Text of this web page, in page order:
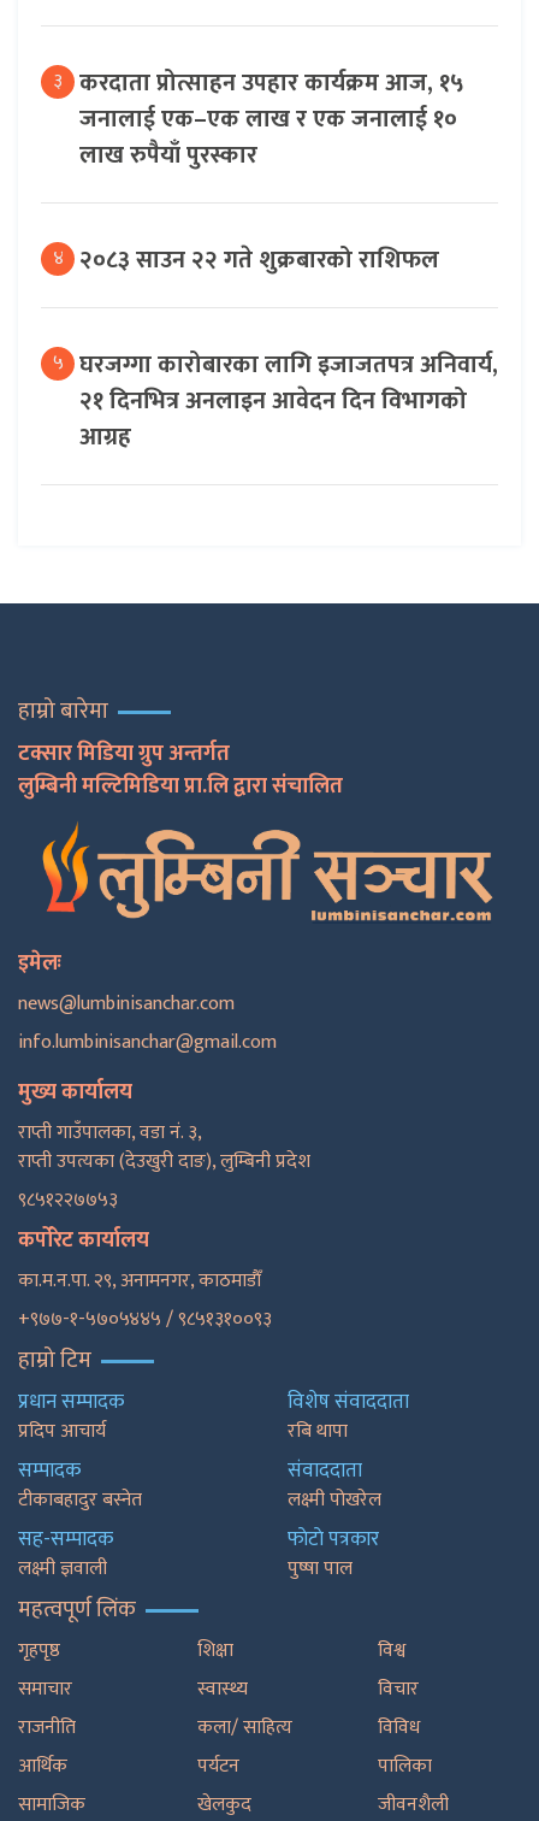
३ करदाता प्रोत्साहन उपहार कार्यक्रम आज, १५
जनालाई एक–एक लाख र एक जनालाई १०
लाख रुपैयाँ पुरस्कार
४ २०८३ साउन २२ गते शुक्रबारको राशिफल
५ घरजग्गा कारोबारका लागि इजाजतपत्र अनिवार्य,
२१ दिनभित्र अनलाइन आवेदन दिन विभागको
आग्रह
हाम्रो बारेमा
टक्सार मिडिया ग्रुप अन्तर्गत
लुम्बिनी मल्टिमिडिया प्रा.लि द्वारा संचालित
इमेलः
news@lumbinisanchar.com
info.lumbinisanchar@gmail.com
मुख्य कार्यालय
राप्ती गाउँपालका, वडा नं. ३,
राप्ती उपत्यका (देउखुरी दाङ), लुम्बिनी प्रदेश
९८५१२२७७५३
कर्पोरेट कार्यालय
का.म.न.पा. २९, अनामनगर, काठमाडाैँ
+९७७-१-५७०५४४५ / ९८५१३१००९३
हाम्रो टिम
प्रधान सम्पादक
प्रदिप आचार्य
सम्पादक
टीकाबहादुर बस्नेत
सह-सम्पादक
लक्ष्मी ज्ञवाली
विशेष संवाददाता
रबि थापा
संवाददाता
लक्ष्मी पोखरेल
फाेटाे पत्रकार
पुष्षा पाल
महत्वपूर्ण लिंक
गृहपृष्ठ
समाचार
राजनीति
आर्थिक
सामाजिक
शिक्षा
स्वास्थ्य
कला/ साहित्य
पर्यटन
खेलकुद
विश्व
विचार
विविध
पालिका
जीवनशैली